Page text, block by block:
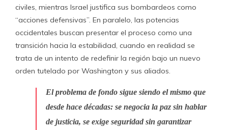
civiles, mientras Israel justifica sus bombardeos como
“acciones defensivas”. En paralelo, las potencias
occidentales buscan presentar el proceso como una
transición hacia la estabilidad, cuando en realidad se
trata de un intento de redefinir la región bajo un nuevo
orden tutelado por Washington y sus aliados.
El problema de fondo sigue siendo el mismo que
desde hace décadas: se negocia la paz sin hablar
de justicia, se exige seguridad sin garantizar